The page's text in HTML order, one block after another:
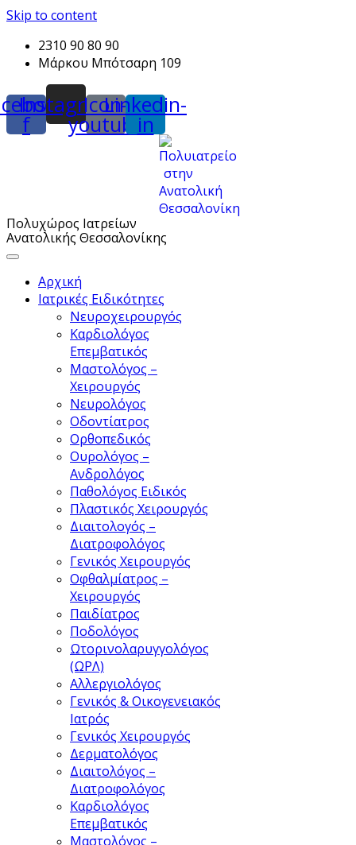
Skip to content
2310 90 80 90
Μάρκου Μπότσαρη 109
f
Instagram
Icon-
youtube
Linkedin-
in
Πολυχώρος Ιατρείων
Ανατολικής Θεσσαλονίκης
Αρχική
Ιατρικές Ειδικότητες
Νευροχειρουργός
Καρδιολόγος
Επεμβατικός
Μαστολόγος –
Χειρουργός
Νευρολόγος
Οδοντίατρος
Ορθοπεδικός
Ουρολόγος –
Ανδρολόγος
Παθολόγος Ειδικός
Πλαστικός Χειρουργός
Διαιτολογός –
Διατροφολόγος
Γενικός Χειρουργός
Οφθαλμίατρος –
Χειρουργός
Παιδίατρος
Ποδολόγος
Ωτορινολαρυγγολόγος
(ΩΡΛ)
Αλλεργιολόγος
Γενικός & Οικογενειακός
Ιατρός
Γενικός Χειρουργός
Δερματολόγος
Διαιτολόγος –
Διατροφολόγος
Καρδιολόγος
Επεμβατικός
Μαστολόγος –